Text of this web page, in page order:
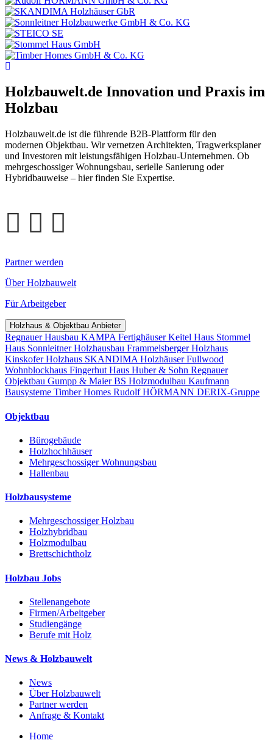
Holzbauwelt.de Innovation und Praxis im
Holzbau
Holzbauwelt.de ist die führende B2B-Plattform für den
modernen Objektbau. Wir vernetzen Architekten, Tragwerksplaner
und Investoren mit leistungsfähigen Holzbau-Unternehmen. Ob
mehrgeschossiger Wohnungsbau, serielle Sanierung oder
Hybridbauweise – hier finden Sie Expertise.
Partner werden
Über Holzbauwelt
Für Arbeitgeber
Holzhaus & Objektbau Anbieter
Regnauer Hausbau KAMPA FertighäuserKeitel Haus Stommel
Haus Sonnleitner Holzhausbau Frammelsberger Holzhaus
Kinskofer Holzhaus SKANDIMA HolzhäuserFullwood
Wohnblockhaus Fingerhut Haus Huber & Sohn Regnauer
Objektbau Gumpp & MaierBS Holzmodulbau Kaufmann
Bausysteme Timber Homes Rudolf HÖRMANN DERIX-Gruppe
Objektbau
Bürogebäude
Holzhochhäuser
Mehrgeschossiger Wohnungsbau
Hallenbau
Holzbausysteme
Mehrgeschossiger Holzbau
Holzhybridbau
Holzmodulbau
Brettschichtholz
Holzbau Jobs
Stellenangebote
Firmen/Arbeitgeber
Studiengänge
Berufe mit Holz
News & Holzbauwelt
News
Über Holzbauwelt
Partner werden
Anfrage & Kontakt
Home